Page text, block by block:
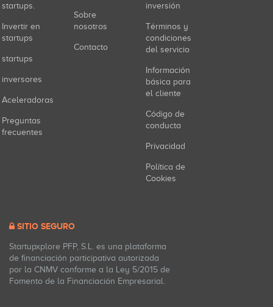
startups.
Invertir en
startups
startups
inversores
Aceleradoras
Preguntas
frecuentes
Sobre
nosotros
Contacto
inversión
Términos y
condiciones
del servicio
Información
básica para
el cliente
Código de
conducta
Privacidad
Política de
Cookies
SITIO SEGURO
Startupxplore PFP, S.L. es una plataforma
de financiación participativa autorizada
por la CNMV conforme a la Ley 5/2015 de
Fomento de la Financiación Empresarial.